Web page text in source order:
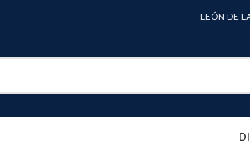
LEÓN DE